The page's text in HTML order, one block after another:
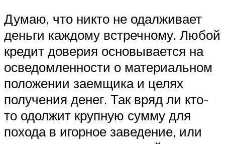
Думаю, что никто не одалживает
деньги каждому встречному. Любой
кредит доверия основывается на
осведомленности о материальном
положении заемщика и целях
получения денег. Так вряд ли кто-
то одолжит крупную сумму для
похода в игорное заведение, или